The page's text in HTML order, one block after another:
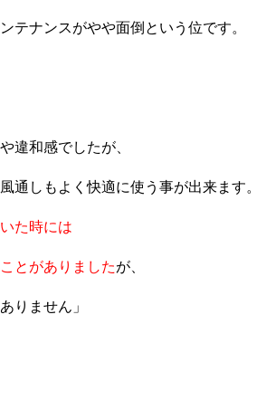
テナンスがやや面倒という位です。
違和感でしたが、
通しもよく快適に使う事が出来ます。
た時には
とがありましたが
りません」